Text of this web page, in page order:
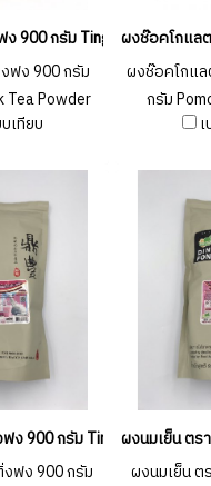
900 กรัม Ting Fong Milk
ฟง 900 กรัม
Tea Powder
20 ชิ้น ))
เทียบ
ผงช๊อคโกแล
ผงช๊อคโกแล
กรัม
ง 900 กรัม Ting Fong
ฟง 900 กรัม
ผงนมเย็น ตร
ผงนมเย็น ต